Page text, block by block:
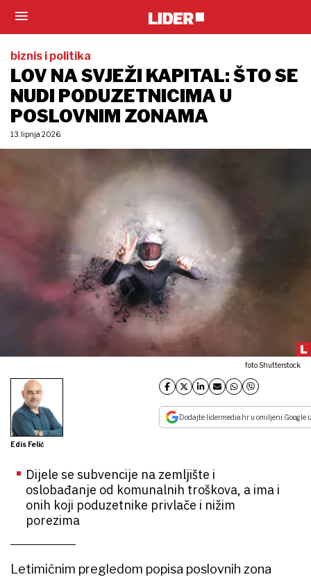
biznis i politika
LOV NA SVJEŽI KAPITAL: ŠTO SE
NUDI PODUZETNICIMA U
POSLOVNIM ZONAMA
13. lipnja 2026.
foto Shutterstock
Edis Felić
Dodajte lidermedia.hr u omiljeni Google
Dijele se subvencije na zemljište i
oslobađanje od komunalnih troškova, a ima i
onih koji poduzetnike privlače i nižim
porezima
Letimičnim pregledom popisa poslovnih zona